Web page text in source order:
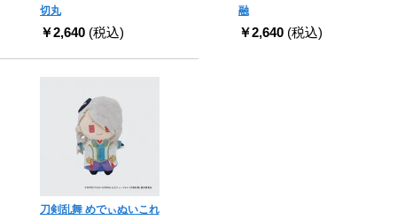
切丸
￥2,640 (税込)
融
￥2,640 (税込)
刀剣乱舞 めでぃぬいこれ